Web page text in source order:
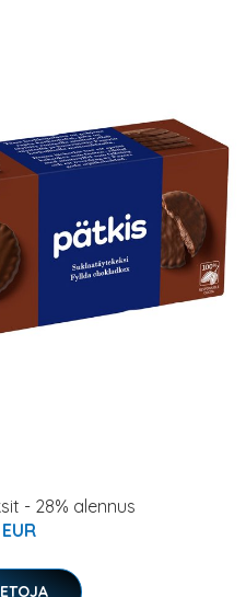
- 28% alennus